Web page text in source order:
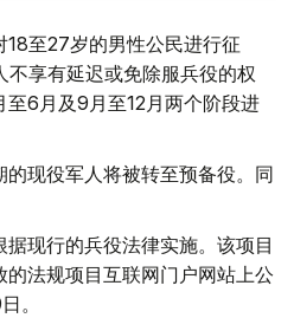
至27岁的男性公民进行征
享有延迟或免除服兵役的权
6月及9月至12月两个阶段进
现役军人将被转至预备役。同
现行的兵役法律实施。该项目
法规项目互联网门户网站上公
。